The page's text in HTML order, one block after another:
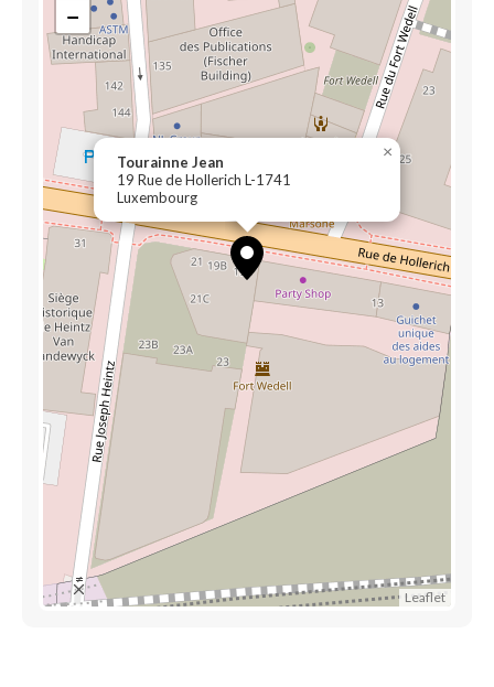
Tourainne Jean
19 Rue de Hollerich L-1741
Luxembourg
×
−
Leaflet